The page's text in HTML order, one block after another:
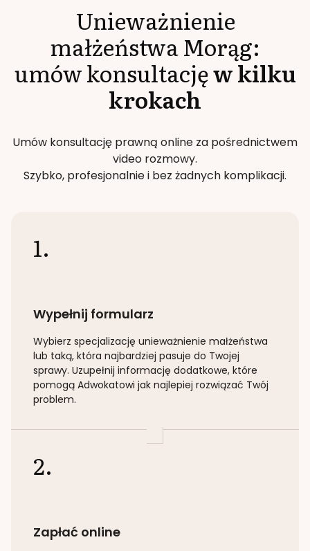
Unieważnienie
małżeństwaMorąg:
umów konsultacjęw kilku
krokach
Umów konsultację prawną online za pośrednictwem
video rozmowy.
Szybko, profesjonalnie i bez żadnych komplikacji.
1.
Wypełnij formularz
Wybierz specjalizację unieważnienie małżeństwa
lub taką, która najbardziej pasuje do Twojej
sprawy. Uzupełnij informację dodatkowe, które
pomogą Adwokatowi jak najlepiej rozwiązać Twój
problem.
2.
Zapłać online